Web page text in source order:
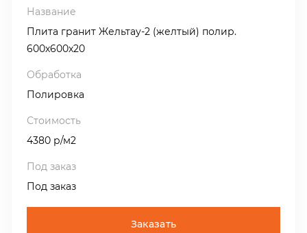
Плита гранит Жельтау-2 (желтый) полир.
600х600х20
Полировка
4380 р/м2
Под заказ
Заказать